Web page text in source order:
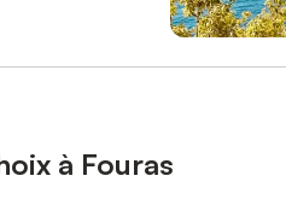
à Fouras